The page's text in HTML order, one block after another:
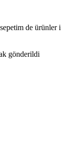
de ürünler i
gönderildi